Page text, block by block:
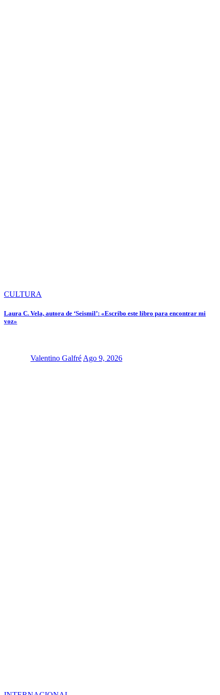
CULTURA
Laura C. Vela, autora de ‘Seismil’: «Escribo este libro para encontrar mi
voz»
Valentino Galfré Ago 9, 2026